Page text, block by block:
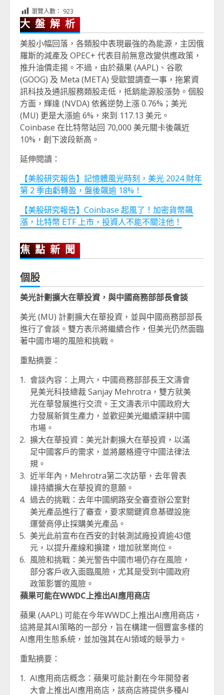
瀏覽人數： 923
大盤解析
美股小幅回落，各類股中表現最強的為能源，主因俄
羅斯的減產及 OPEC+ 代表目前無意改變供應政策，
推升油價走揚。不過，由於蘋果 (AAPL)、谷歌
(GOOG) 及 Meta (META) 受歐盟調查一事，拖累資
訊科技及通訊服務類股走低，抵銷能源股漲勢。個股
方面，輝達 (NVDA) 依舊逆勢上漲 0.76%；美光
(MU) 更是大漲逾 6%，來到 117.13 美元。
Coinbase 在比特幣站回 70,000 美元關卡後飆近
10%，創下波段新高。
延伸閱讀：
【美股研究報告】記憶體風光時刻，美光 2024 財年
第 2 季由虧轉盈，盤後飆逾 18%！
【美股研究報告】Coinbase 起風了！加密貨幣飆
漲，比特幣 ETF 上市，投資人不能不關注他！
焦點新聞
個股
美光計劃擴大在華投資，與中國商務部部長會談
美光 (MU) 計劃擴大在華投資，並與中國商務部部長
進行了會談。雙方表示將繼續合作，但美光仍然面臨
著中國市場的風險和挑戰。
重點摘要：
會談內容：上周六，中國商務部部長王文濤會
見美光科技總裁 Sanjay Mehrotra，雙方就美
光在華發展進行交流。王文濤表示中國政府大
力發展新質生產力，並歡迎美光繼續深耕中國
市場。
擴大在華投資：美光計劃擴大在華投資，以滿
足中國客戶的需求，並將嚴格遵守中國法律法
規。
近半年內，Mehrotra第二次訪華，去年曾表
達持續擴大在華投資的意願。
過去的挑戰：去年中國網路安全審查辦公室對
美光產品進行了審查，要求關鍵資息基礎設施
運營商停止採購美光產品。
美光此前宣布在西安的封裝測試廠投資逾43億
元，以提升產線和擴建，增加就業崗位。
風險和挑戰：美光警告中國市場仍存在風險，
部分客戶收入面臨風險，尤其是受到中國政府
政策影響的風險。
蘋果可能在WWDC上推出AI應用商店
蘋果 (AAPL) 可能在今年WWDC上推出AI應用商店，
這將是其AI策略的一部分，旨在構建一個豐富多樣的
AI應用生態系統，並加強其在AI領域的競爭力。
重點摘要：
AI應用商店概念：蘋果可能計劃在今年開發者
大會上推出AI應用商店，該商店將提供多種AI